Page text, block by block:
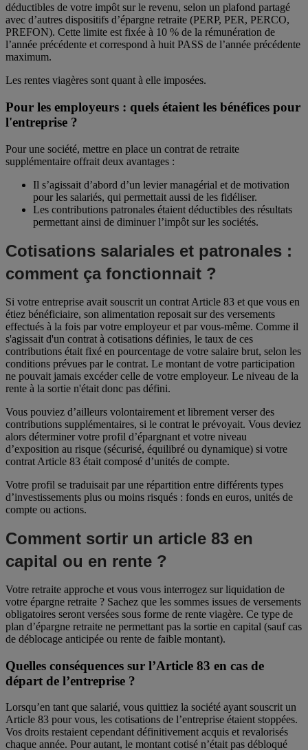
déductibles de votre impôt sur le revenu, selon un plafond partagé
avec d’autres dispositifs d’épargne retraite (PERP, PER, PERCO,
PREFON). Cette limite est fixée à 10 % de la rémunération de
l’année précédente et correspond à huit PASS de l’année précédente
maximum.
Les rentes viagères sont quant à elle imposées.
Pour les employeurs : quels étaient les bénéfices pour
l'entreprise ?
Pour une société, mettre en place un contrat de retraite
supplémentaire offrait deux avantages :
Il s’agissait d’abord d’un levier managérial et de motivation
pour les salariés, qui permettait aussi de les fidéliser.
Les contributions patronales étaient déductibles des résultats
permettant ainsi de diminuer l’impôt sur les sociétés.
Cotisations salariales et patronales :
comment ça fonctionnait ?
Si votre entreprise avait souscrit un contrat Article 83 et que vous en
étiez bénéficiaire, son alimentation reposait sur des versements
effectués à la fois par votre employeur et par vous-même. Comme il
s'agissait d'un contrat à cotisations définies, le taux de ces
contributions était fixé en pourcentage de votre salaire brut, selon les
conditions prévues par le contrat. Le montant de votre participation
ne pouvait jamais excéder celle de votre employeur. Le niveau de la
rente à la sortie n'était donc pas défini.
Vous pouviez d’ailleurs volontairement et librement verser des
contributions supplémentaires, si le contrat le prévoyait. Vous deviez
alors déterminer votre profil d’épargnant et votre niveau
d’exposition au risque (sécurisé, équilibré ou dynamique) si votre
contrat Article 83 était composé d’unités de compte.
Votre profil se traduisait par une répartition entre différents types
d’investissements plus ou moins risqués : fonds en euros, unités de
compte ou actions.
Comment sortir un article 83 en
capital ou en rente ?
Votre retraite approche et vous vous interrogez sur liquidation de
votre épargne retraite ? Sachez que les sommes issues de versements
obligatoires seront versées sous forme de rente viagère. Ce type de
plan d’épargne retraite ne permettant pas la sortie en capital (sauf cas
de déblocage anticipée ou rente de faible montant).
Quelles conséquences sur l’Article 83 en cas de
départ de l’entreprise ?
Lorsqu’en tant que salarié, vous quittiez la société ayant souscrit un
Article 83 pour vous, les cotisations de l’entreprise étaient stoppées.
Vos droits restaient cependant définitivement acquis et revalorisés
chaque année. Pour autant, le montant cotisé n’était pas débloqué